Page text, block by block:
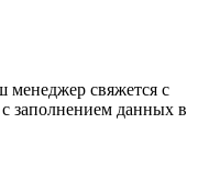
менеджер свяжется с
заполнением данных в